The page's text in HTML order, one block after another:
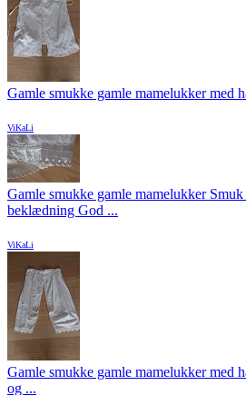
Gamle smukke gamle mamelukker med
ViKaLi
Gamle smukke gamle mamelukker
beklædning God ...
ViKaLi
Gamle smukke gamle mamelukker med
og ...